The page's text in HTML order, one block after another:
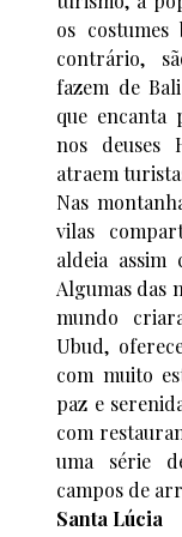
os costumes
contrário,
fazem de
que encanta
nos deuses
atraem
Nas
vilas
aldeia
Algumas das
mundo
Ubud,
com muito
paz e
com
uma série
campos de
Santa Lúcia